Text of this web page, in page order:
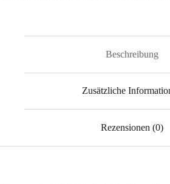
Beschreibung
Zusätzliche
Rezensionen (0)